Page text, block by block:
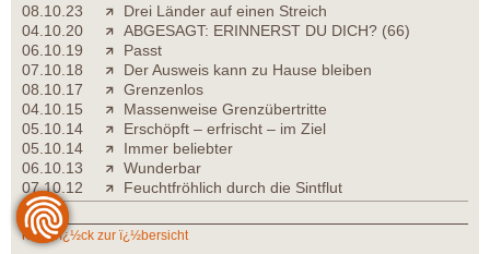
08.10.23
Drei Länder auf einen Streich
04.10.20
ABGESAGT: ERINNERST DU DICH? (66)
06.10.19
Passt
07.10.18
Der Ausweis kann zu Hause bleiben
08.10.17
Grenzenlos
04.10.15
Massenweise Grenzübertritte
05.10.14
Erschöpft – erfrischt – im Ziel
05.10.14
Immer beliebter
06.10.13
Wunderbar
07.10.12
Feuchtfröhlich durch die Sintflut
zurï¿½ck zur ï¿½bersicht